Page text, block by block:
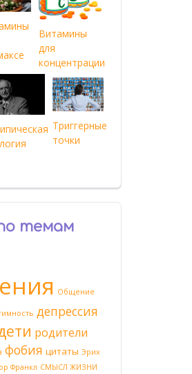
Витамины
для
концентрации
Триггерные
точки
темам
Общение
депрессия
родители
фобия цитаты Эрих
Франкл СМЫСЛ ЖИЗНИ